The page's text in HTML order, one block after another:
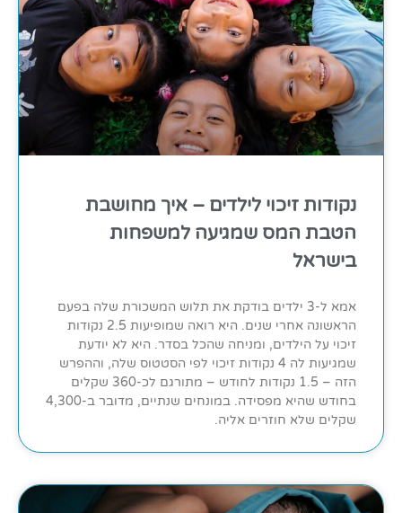
נקודות זיכוי לילדים – איך מחושבת
הטבת המס שמגיעה למשפחות
בישראל
אמא ל-3 ילדים בודקת את תלוש המשכורת שלה בפעם
הראשונה אחרי שנים. היא רואה שמופיעות 2.5 נקודות
זיכוי על הילדים, ומניחה שהכל בסדר. היא לא יודעת
שמגיעות לה 4 נקודות זיכוי לפי הסטטוס שלה, וההפרש
הזה – 1.5 נקודות לחודש – מתורגם לכ-360 שקלים
בחודש שהיא מפסידה. במונחים שנתיים, מדובר ב-4,300
שקלים שלא חוזרים אליה.